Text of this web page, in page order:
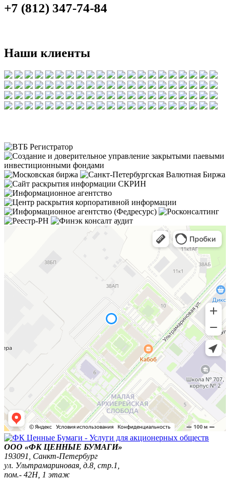
+7 (812) 347-74-84
Наши клиенты
ООО «ФК ЦЕННЫЕ БУМАГИ»
193091, Санкт-Петербург
ул. Ультрамариновая, д.8, стр.1,
пом.- 42Н, 1 этаж